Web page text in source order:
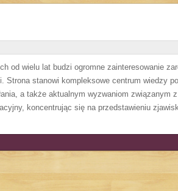
od wielu lat budzi ogromne zainteresowanie
stanowi kompleksowe centrum wiedzy
a także aktualnym wyzwaniom związanym
koncentrując się na przedstawieniu